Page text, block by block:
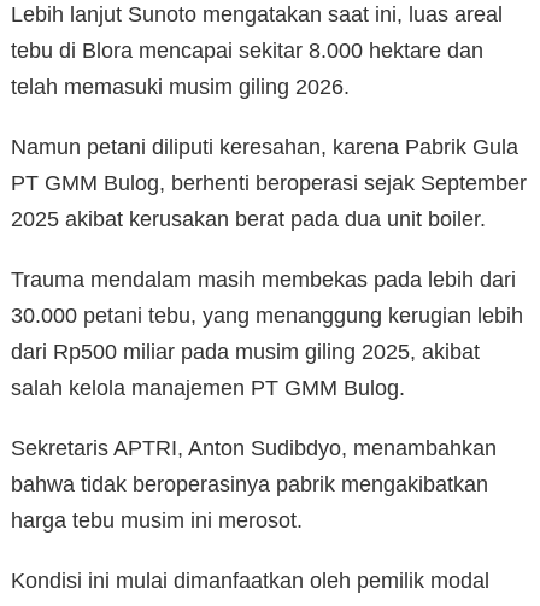
Lebih lanjut Sunoto mengatakan saat ini, luas areal
tebu di Blora mencapai sekitar 8.000 hektare dan
telah memasuki musim giling 2026.
Namun petani diliputi keresahan, karena Pabrik Gula
PT GMM Bulog, berhenti beroperasi sejak September
2025 akibat kerusakan berat pada dua unit boiler.
Trauma mendalam masih membekas pada lebih dari
30.000 petani tebu, yang menanggung kerugian lebih
dari Rp500 miliar pada musim giling 2025, akibat
salah kelola manajemen PT GMM Bulog.
Sekretaris APTRI, Anton Sudibdyo, menambahkan
bahwa tidak beroperasinya pabrik mengakibatkan
harga tebu musim ini merosot.
Kondisi ini mulai dimanfaatkan oleh pemilik modal